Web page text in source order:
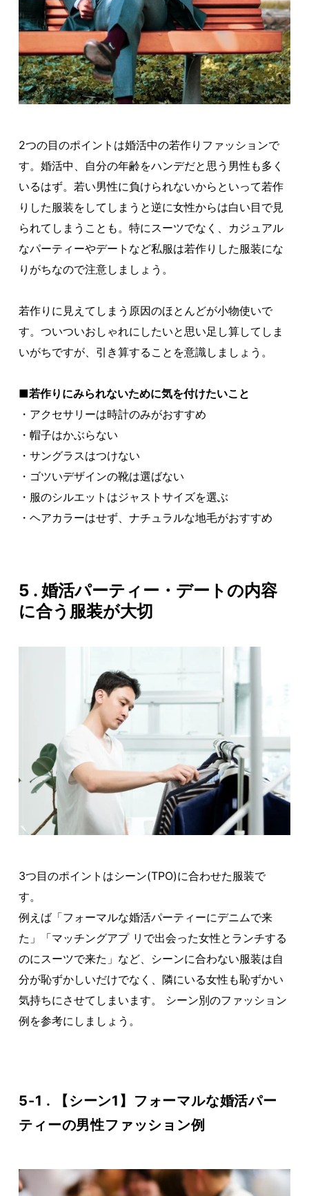
2つの目のポイントは婚活中の若作りファッションで
す。婚活中、自分の年齢をハンデだと思う男性も多く
いるはず。若い男性に負けられないからといって若作
りした服装をしてしまうと逆に女性からは白い目で見
られてしまうことも。特にスーツでなく、カジュアル
なパーティーやデートなど私服は若作りした服装にな
りがちなので注意しましょう。
若作りに見えてしまう原因のほとんどが小物使いで
す。ついついおしゃれにしたいと思い足し算してしま
いがちですが、引き算することを意識しましょう。
■若作りにみられないために気を付けたいこと
・アクセサリーは時計のみがおすすめ
・帽子はかぶらない
・サングラスはつけない
・ゴツいデザインの靴は選ばない
・服のシルエットはジャストサイズを選ぶ
・ヘアカラーはせず、ナチュラルな地毛がおすすめ
5 . 婚活パーティー・デートの内容
に合う服装が大切
3つ目のポイントはシーン(TPO)に合わせた服装で
す。
例えば「フォーマルな婚活パーティーにデニムで来
た」「マッチングアプ リで出会った女性とランチする
のにスーツで来た」など、シーンに合わない服装は自
分が恥ずかしいだけでなく、隣にいる女性も恥ずかい
気持ちにさせてしまいます。 シーン別のファッション
例を参考にしましょう。
5-1 . 【シーン1】フォーマルな婚活パー
ティーの男性ファッション例